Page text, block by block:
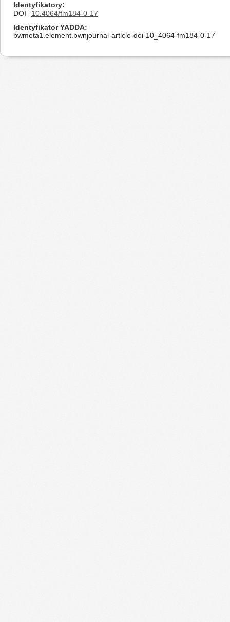
Identyfikatory
DOI
10.4064/fm184-0-17
Identyfikator YADDA
bwmeta1.element.bwnjournal-article-doi-10_4064-fm184-0-17